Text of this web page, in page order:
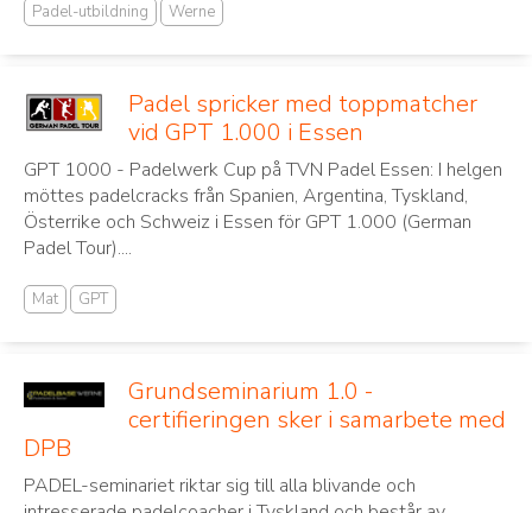
Padel-utbildning Werne
Padel spricker med toppmatcher
vid GPT 1.000 i Essen
GPT 1000 - Padelwerk Cup på TVN Padel Essen: I helgen
möttes padelcracks från Spanien, Argentina, Tyskland,
Österrike och Schweiz i Essen för GPT 1.000 (German
Padel Tour)....
Mat GPT
Grundseminarium 1.0 -
certifieringen sker i samarbete med
DPB
PADEL-seminariet riktar sig till alla blivande och